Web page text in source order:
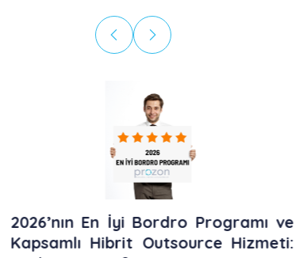
2026’nın En İyi Bordro Programı ve
Kapsamlı Hibrit Outsource Hizmeti: